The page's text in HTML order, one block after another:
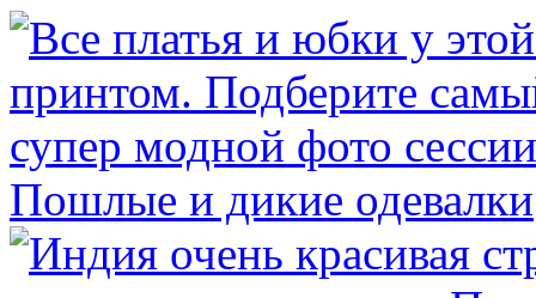
Пошлые и дикие одевалки